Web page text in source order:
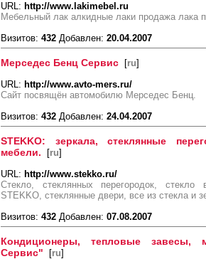
URL: http://www.lakimebel.ru
Мебельный лак алкидные лаки продажа лака
Визитов: 432 Добавлен: 20.04.2007
Мерседес Бенц Сервис [ru]
URL: http://www.avto-mers.ru/
Сайт посвящён автомобилю Мерседес Бенц.
Визитов: 432 Добавлен: 24.04.2007
STEKKO: зеркала, стеклянные
мебели. [ru]
URL: http://www.stekko.ru/
Стекло, стеклянных перегородок,
STEKKO, стеклянные двери, все из стекла и
Визитов: 432 Добавлен: 07.08.2007
Кондиционеры, тепловые
Сервис" [ru]